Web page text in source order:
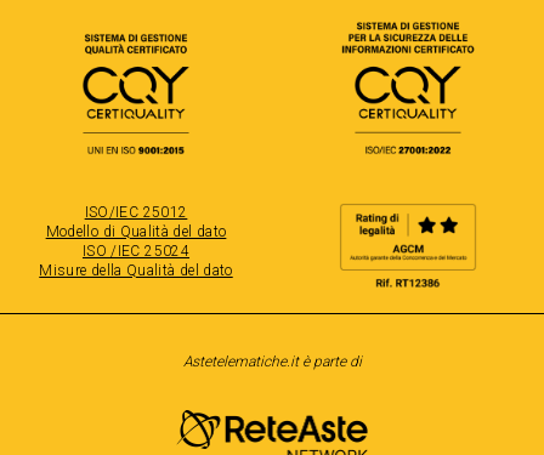
ISO/IEC 25012
Modello di Qualità del dato
ISO /IEC 25024
Misure della Qualità del dato
Astetelematiche.it è parte di